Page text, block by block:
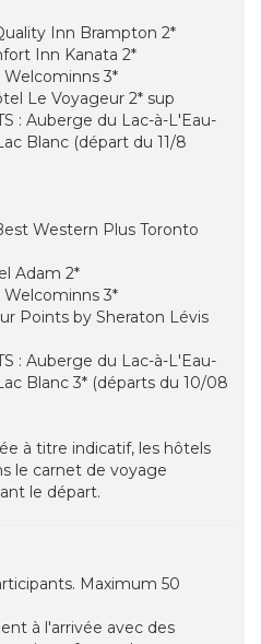
Inn Brampton 2*
Inn Kanata 2*
Welcominns 3*
Le Voyageur 2* sup
: Auberge du Lac-à-L'Eau-
Blanc (départ du 11/8
Western Plus Toronto
Adam 2*
Welcominns 3*
Points by Sheraton Lévis
: Auberge du Lac-à-L'Eau-
Blanc 3* (départs du 10/08
à titre indicatif, les hôtels
le carnet de voyage
le départ.
Maximum 50
à l'arrivée avec des